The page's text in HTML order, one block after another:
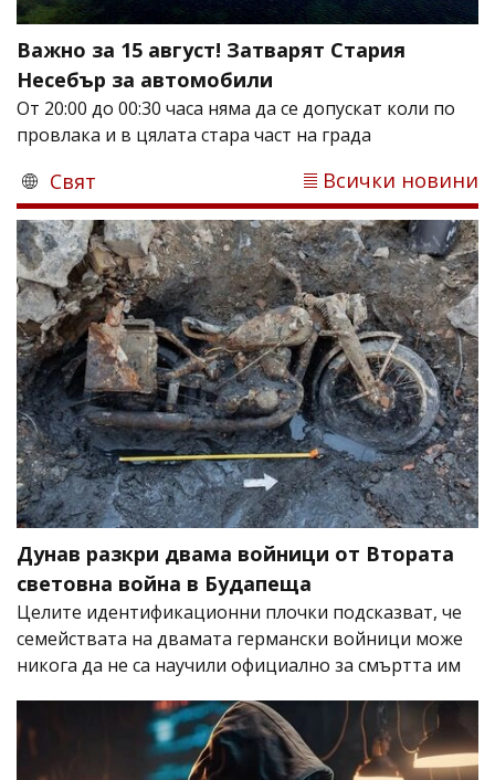
Важно за 15 август! Затварят Стария
Несебър за автомобили
От 20:00 до 00:30 часа няма да се допускат коли по
провлака и в цялата стара част на града
Свят Всички новини
Дунав разкри двама войници от Втората
световна война в Будапеща
Целите идентификационни плочки подсказват, че
семействата на двамата германски войници може
никога да не са научили официално за смъртта им